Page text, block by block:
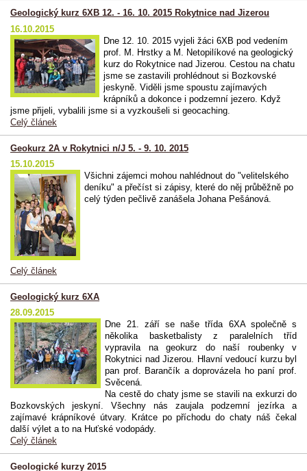
Geologický kurz 6XB 12. - 16. 10. 2015 Rokytnice nad Jizerou
16.10.2015
Dne 12. 10. 2015 vyjeli žáci 6XB pod vedením
prof. M. Hrstky a M. Netopilíkové na geologický
kurz do Rokytnice nad Jizerou. Cestou na chatu
jsme se zastavili prohlédnout si Bozkovské
jeskyně. Viděli jsme spoustu zajímavých
krápníků a dokonce i podzemní jezero. Když
jsme přijeli, vybalili jsme si a vyzkoušeli si geocaching.
Celý článek
Geokurz 2A v Rokytnici n/J 5. - 9. 10. 2015
15.10.2015
Všichni zájemci mohou nahlédnout do "velitelského
deníku" a přečíst si zápisy, které do něj průběžně po
celý týden pečlivě zanášela Johana Pešánová.
Celý článek
Geologický kurz 6XA
28.09.2015
Dne 21. září se naše třída 6XA společně s
několika basketbalisty z paralelních tříd
vypravila na geokurz do naší roubenky v
Rokytnici nad Jizerou. Hlavní vedoucí kurzu byl
pan prof. Barančík a doprovázela ho paní prof.
Svěcená.
Na cestě do chaty jsme se stavili na exkurzi do
Bozkovských jeskyní. Všechny nás zaujala podzemní jezírka a
zajímavé krápníkové útvary. Krátce po příchodu do chaty náš čekal
další výlet a to na Huťské vodopády.
Celý článek
Geologické kurzy 2015